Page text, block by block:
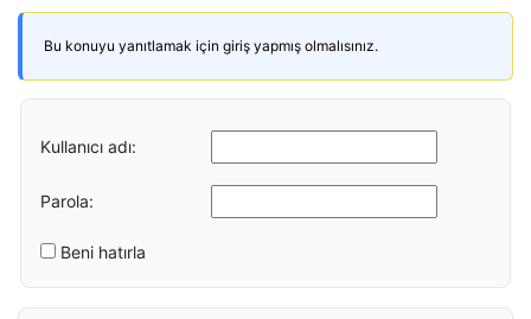
Bu konuyu yanıtlamak için giriş yapmış olmalısınız.
Kullanıcı adı:
Parola:
Beni hatırla